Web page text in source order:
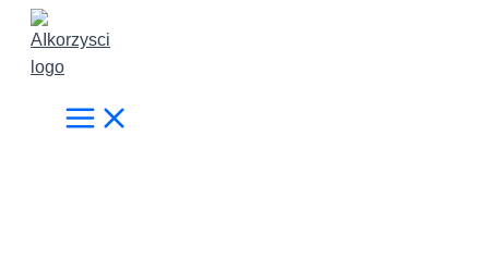
Przejdź
treści